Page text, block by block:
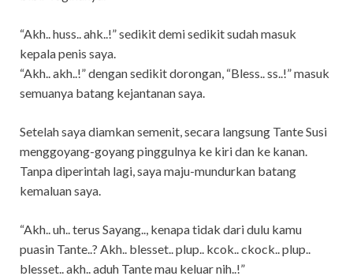
“Akh.. huss.. ahk..!” sedikit demi sedikit sudah masuk
kepala penis saya.
“Akh.. akh..!” dengan sedikit dorongan, “Bless.. ss..!” masuk
semuanya batang kejantanan saya.
Setelah saya diamkan semenit, secara langsung Tante Susi
menggoyang-goyang pinggulnya ke kiri dan ke kanan.
Tanpa diperintah lagi, saya maju-mundurkan batang
kemaluan saya.
“Akh.. uh.. terus Sayang.., kenapa tidak dari dulu kamu
puasin Tante..? Akh.. blesset.. plup.. kcok.. ckock.. plup..
blesset.. akh.. aduh Tante mau keluar nih..!”